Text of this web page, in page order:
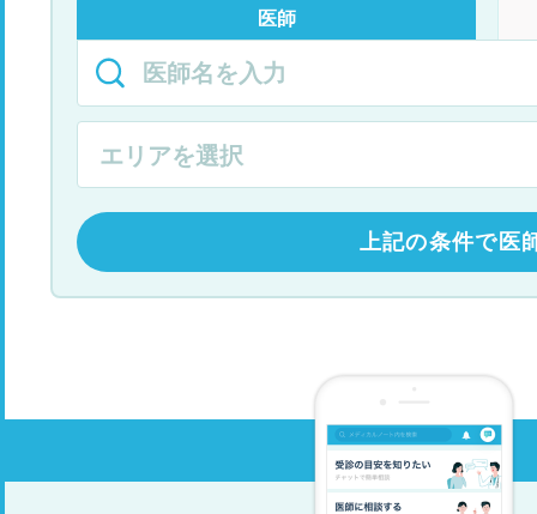
医師
上記の条件で医